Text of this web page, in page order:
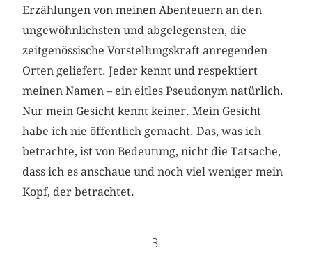
Erzählungen von meinen Abenteuern an den
ungewöhnlichsten und abgelegensten, die
zeitgenössische Vorstellungskraft anregenden
Orten geliefert. Jeder kennt und respektiert
meinen Namen – ein eitles Pseudonym natürlich.
Nur mein Gesicht kennt keiner. Mein Gesicht
habe ich nie öffentlich gemacht. Das, was ich
betrachte, ist von Bedeutung, nicht die Tatsache,
dass ich es anschaue und noch viel weniger mein
Kopf, der betrachtet.
3.